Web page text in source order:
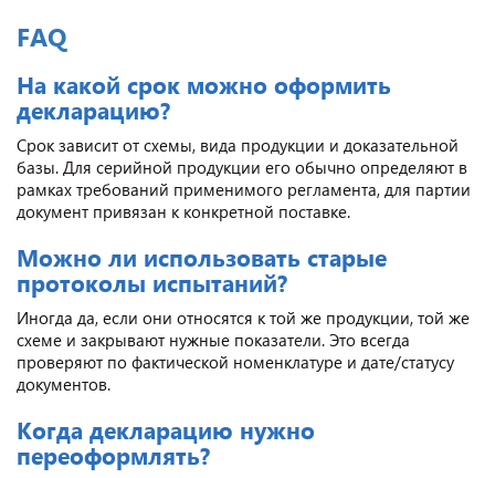
FAQ
На какой срок можно оформить
декларацию?
Срок зависит от схемы, вида продукции и доказательной
базы. Для серийной продукции его обычно определяют в
рамках требований применимого регламента, для партии
документ привязан к конкретной поставке.
Можно ли использовать старые
протоколы испытаний?
Иногда да, если они относятся к той же продукции, той же
схеме и закрывают нужные показатели. Это всегда
проверяют по фактической номенклатуре и дате/статусу
документов.
Когда декларацию нужно
переоформлять?